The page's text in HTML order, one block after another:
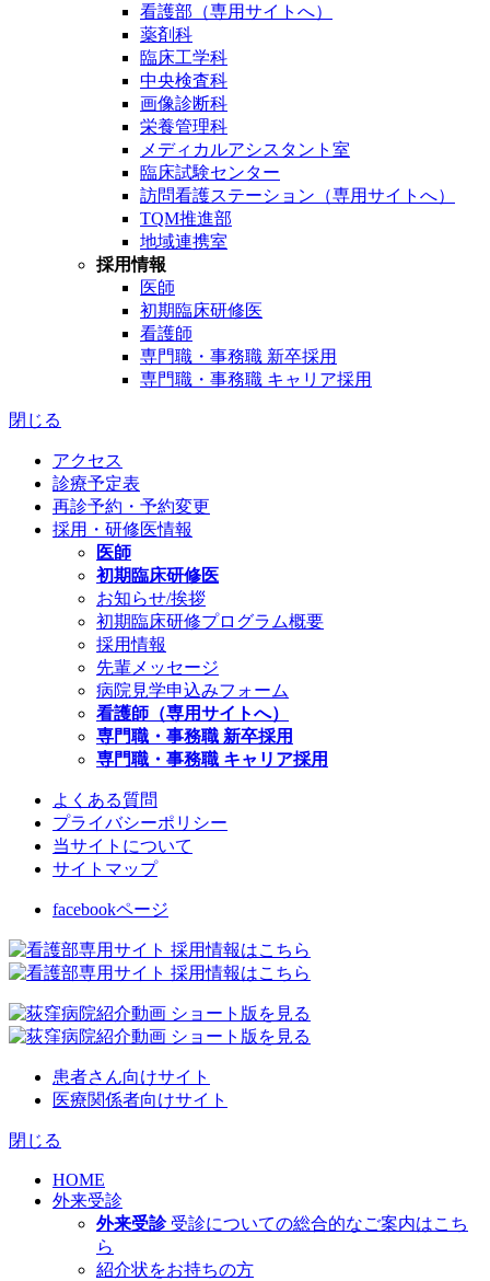
看護部（専用サイトへ）
薬剤科
臨床工学科
中央検査科
画像診断科
栄養管理科
メディカルアシスタント室
臨床試験センター
訪問看護ステーション（専用サイトへ）
TQM推進部
地域連携室
採用情報
医師
初期臨床研修医
看護師
専門職・事務職 新卒採用
専門職・事務職 キャリア採用
閉じる
アクセス
診療予定表
再診予約・予約変更
採用・研修医情報
医師
初期臨床研修医
お知らせ/挨拶
初期臨床研修プログラム概要
採用情報
先輩メッセージ
病院見学申込みフォーム
看護師（専用サイトへ）
専門職・事務職 新卒採用
専門職・事務職 キャリア採用
よくある質問
プライバシーポリシー
当サイトについて
サイトマップ
facebookページ
患者さん向けサイト
医療関係者向けサイト
閉じる
HOME
外来受診
外来受診 受診についての総合的なご案内はこち
ら
紹介状をお持ちの方